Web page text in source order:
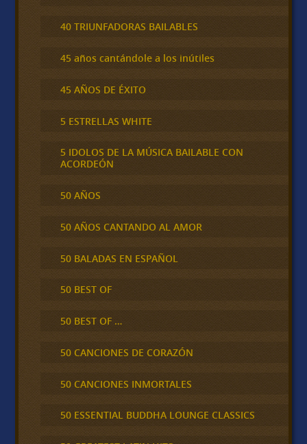
40 TRIUNFADORAS BAILABLES
45 años cantándole a los inútiles
45 AÑOS DE ÉXITO
5 ESTRELLAS WHITE
5 IDOLOS DE LA MÚSICA BAILABLE CON
ACORDEÓN
50 AÑOS
50 AÑOS CANTANDO AL AMOR
50 BALADAS EN ESPAÑOL
50 BEST OF
50 BEST OF …
50 CANCIONES DE CORAZÓN
50 CANCIONES INMORTALES
50 ESSENTIAL BUDDHA LOUNGE CLASSICS